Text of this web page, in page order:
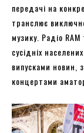
передачі на
транслює
музику. Радіо
сусідніх
випусками новин,
концертами